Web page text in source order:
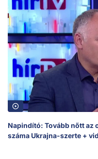
Napindító: Tovább nőtt az
száma Ukrajna-szerte +